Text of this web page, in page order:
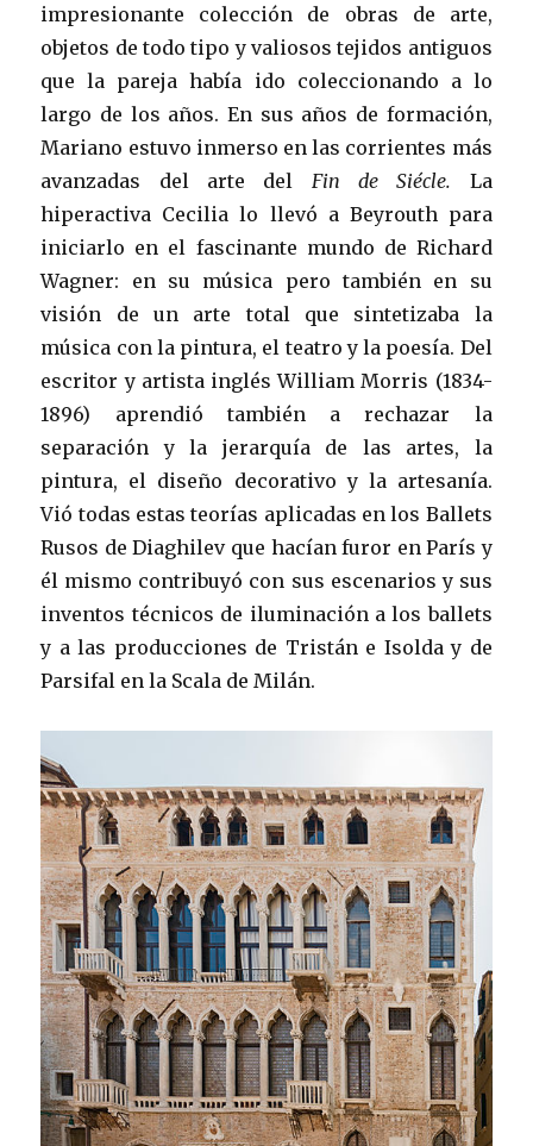
impresionante colección de obras de arte,
objetos de todo tipo y valiosos tejidos antiguos
que la pareja había ido coleccionando a lo
largo de los años. En sus años de formación,
Mariano estuvo inmerso en las corrientes más
avanzadas del arte del
Fin de Siécle. La
hiperactiva Cecilia lo llevó a Beyrouth para
iniciarlo en el fascinante mundo de Richard
Wagner: en su música pero también en su
visión de un arte total que sintetizaba la
música con la pintura, el teatro y la poesía. Del
escritor y artista inglés William Morris (1834-
1896) aprendió también a rechazar la
separación y la jerarquía de las artes, la
pintura, el diseño decorativo y la artesanía.
Vió todas estas teorías aplicadas en los Ballets
Rusos de Diaghilev que hacían furor en París y
él mismo contribuyó con sus escenarios y sus
inventos técnicos de iluminación a los ballets
y a las producciones de Tristán e Isolda y de
Parsifal en la Scala de Milán.